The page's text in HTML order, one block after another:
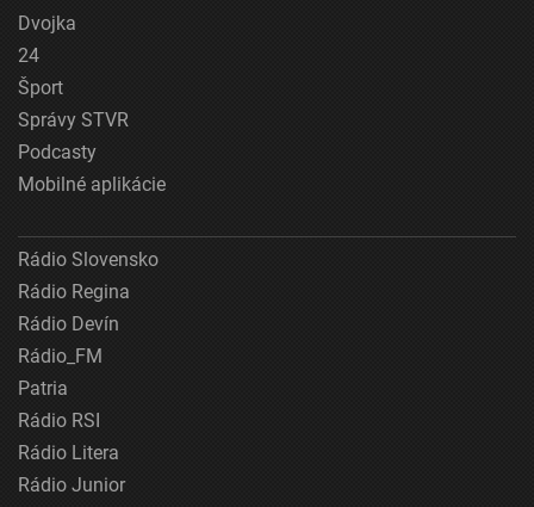
Dvojka
24
Šport
Správy STVR
Podcasty
Mobilné aplikácie
Rádio Slovensko
Rádio Regina
Rádio Devín
Rádio_FM
Patria
Rádio RSI
Rádio Litera
Rádio Junior